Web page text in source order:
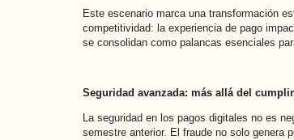
Este escenario marca una transformación
competitividad: la experiencia de pago
se consolidan como palancas esenciales
Seguridad avanzada: más allá del
La seguridad en los pagos digitales no es
semestre anterior. El fraude no solo genera